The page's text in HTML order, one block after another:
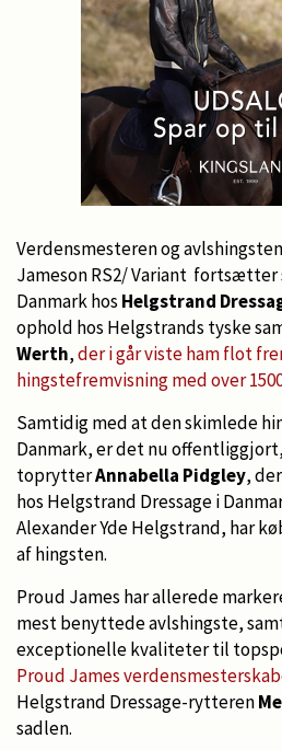
Verdensmesteren og avlshingsten
Jameson RS2/ Variant fortsætter
Danmark hos Helgstrand
ophold hos Helgstrands tyske
Werth,der i går viste ham flot
hingstefremvisning med over
Samtidig med at den skimlede
Danmark, er det nu
toprytterAnnabella Pidgley,
hos Helgstrand Dressage i
Alexander Yde Helgstrand, har
af hingsten.
Proud James har allerede
mest benyttede avlshingste,
exceptionelle kvaliteter til
Proud James
Helgstrand Dressage-rytteren
sadlen.